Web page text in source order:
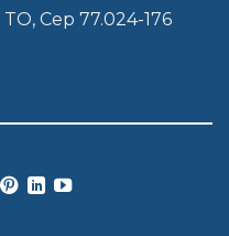
Cep 77.024-176